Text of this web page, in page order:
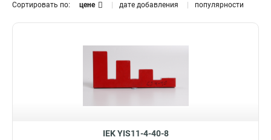
М8 7
Сортировать по: цене дате добавления популярности
IEK YIS11-4-40-8